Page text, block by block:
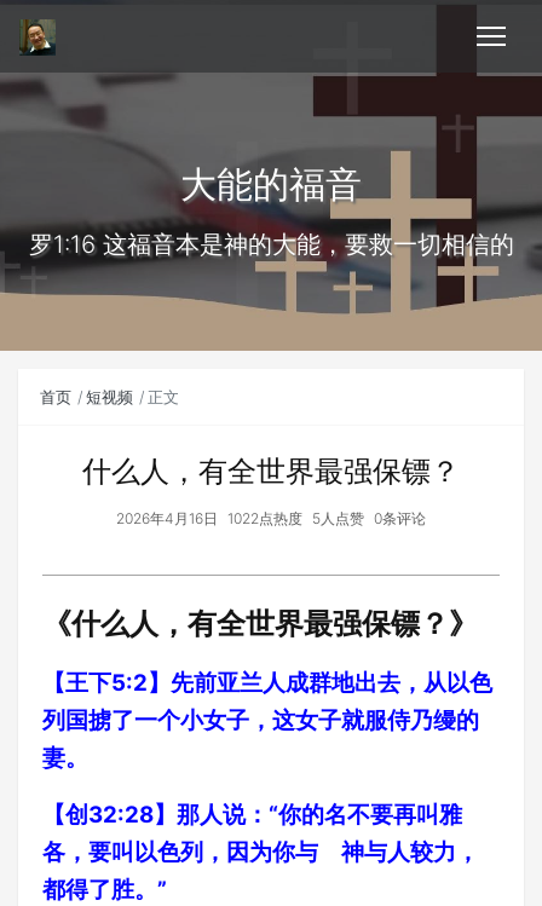
大能的福音
罗1:16 这福音本是神的大能，要救一切相信的
首页 短视频 正文
什么人，有全世界最强保镖？
2026年4月16日 1022点热度 5人点赞 0条评论
《什么人，有全世界最强保镖？》
【王下5:2】先前亚兰人成群地出去，从以色
列国掳了一个小女子，这女子就服侍乃缦的
妻。
【创32:28】那人说：“你的名不要再叫雅
各，要叫以色列，因为你与 神与人较力，
都得了胜。”